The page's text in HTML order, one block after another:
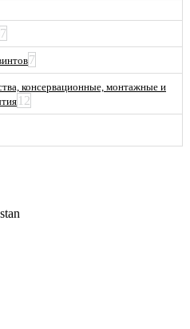
7
7
консервационные, монтажные и
12